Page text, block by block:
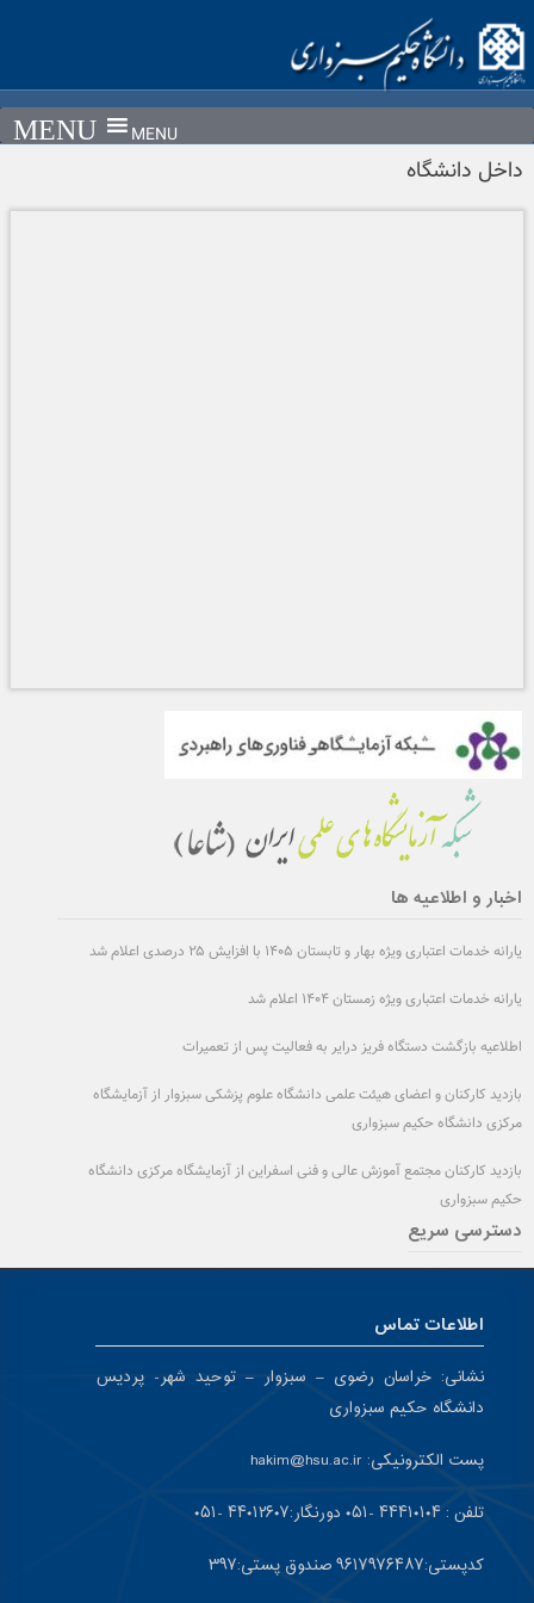
to
content
MENU
داخل دانشگاه
اخبار و اطلاعیه ها
یارانه خدمات اعتباری ویژه بهار و تابستان ۱۴۰۵ با افزایش ۲۵ درصدی اعلام شد
یارانه خدمات اعتباری ویژه زمستان ۱۴۰۴ اعلام شد
اطلاعیه بازگشت دستگاه فریز درایر به فعالیت پس از تعمیرات
بازدید کارکنان و اعضای هیئت علمی دانشگاه علوم پزشکی سبزوار از آزمایشگاه
مرکزی دانشگاه حکیم سبزواری
بازدید کارکنان مجتمع آموزش عالی و فنی اسفراین از آزمایشگاه مرکزی دانشگاه
حکیم سبزواری
دسترسی سریع
اطلاعات تماس
نشانی: خراسان رضوی – سبزوار – توحید شهر- پردیس
دانشگاه حکیم سبزواری
پست الکترونیکی: hakim@hsu.ac.ir
تلفن : ۴۴۴۱۰۱۰۴ -۰۵۱
دورنگار:۴۴۰۱۲۶۰۷ -۰۵۱
کدپستی:۹۶۱۷۹۷۶۴۸۷ صندوق پستی:۳۹۷